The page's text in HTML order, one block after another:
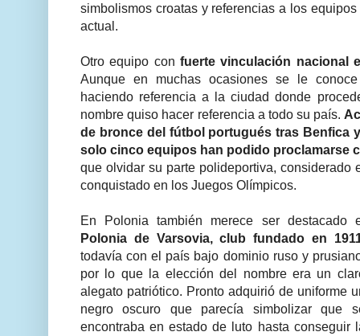
simbolismos croatas y referencias a los
actual.
Otro equipo con fuerte vinculación nacional
Aunque en muchas ocasiones se le
haciendo referencia a la ciudad donde
nombre quiso hacer referencia a todo su país.
de bronce del fútbol portugués tras Benfica
solo cinco equipos han podido proclamarse
que olvidar su parte polideportiva, considerado
conquistado en los Juegos Olímpicos.
En Polonia también merece ser destacado
Polonia de Varsovia, club fundado en
todavía con el país bajo dominio ruso y
por lo que la elección del nombre era un
alegato patriótico. Pronto adquirió de uniforme
negro oscuro que parecía simbolizar que
encontraba en estado de luto hasta conseguir